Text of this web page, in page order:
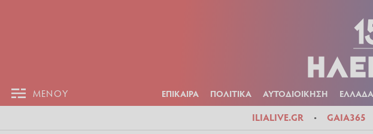
ΜΕΝΟΥ ΕΠΙΚΑΙΡΑ ΠΟΛΙΤΙΚΑ ΑΥΤΟΔΙΟΙΚΗΣΗ ΕΛΛΑΔΑ
ILIALIVE.GR GAIA365